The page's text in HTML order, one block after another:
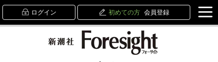
ログイン 初めての方 会員登録